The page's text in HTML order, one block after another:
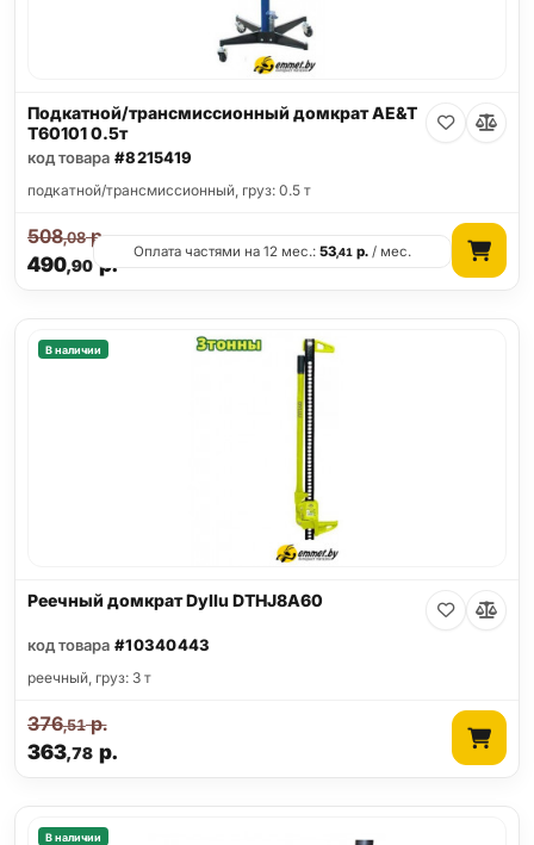
Подкатной/трансмиссионный домкрат AE&T
T60101 0.5т
код товара #8215419
подкатной/трансмиссионный, груз: 0.5 т
490,90р.
508,08р.
Оплата частями на 12 мес.:53,41 р. / мес.
В наличии
Реечный домкрат Dyllu DTHJ8A60
код товара #10340443
реечный, груз: 3 т
363,78р.
376,51р.
В наличии